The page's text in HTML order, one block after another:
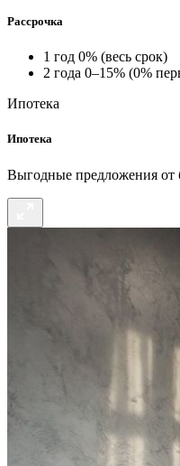
Рассрочка
1 год 0% (весь срок)
2 года 0–15% (0%
Ипотека
Ипотека
Выгодные предложения от